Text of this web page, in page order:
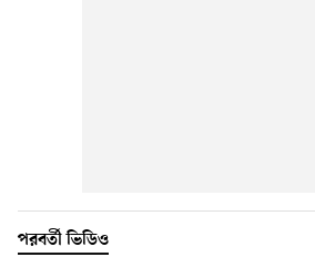
পরবর্তী ভিডিও